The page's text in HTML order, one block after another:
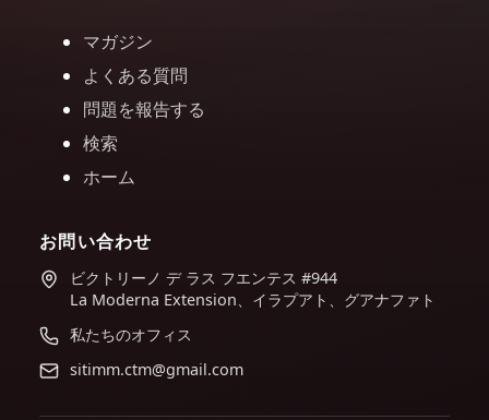
マガジン
よくある質問
問題を報告する
検索
ホーム
お問い合わせ
ビクトリーノ デ ラス フエンテス #944
La Moderna Extension、イラプアト、グアナファト
私たちのオフィス
sitimm.ctm@gmail.com